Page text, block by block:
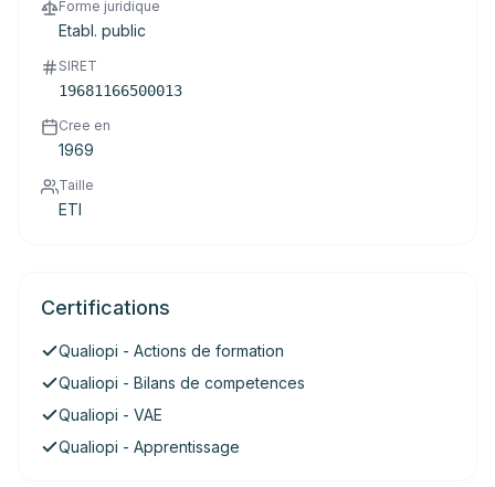
Forme juridique
Etabl. public
SIRET
19681166500013
Cree en
1969
Taille
ETI
Certifications
Qualiopi - Actions de formation
Qualiopi - Bilans de competences
Qualiopi - VAE
Qualiopi - Apprentissage